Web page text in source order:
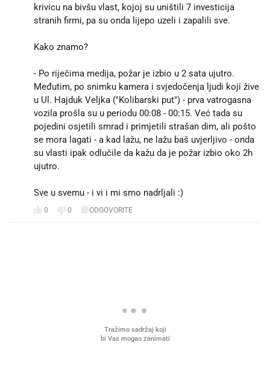
krivicu na bivšu vlast, kojoj su uništili 7 investicija
stranih firmi, pa su onda lijepo uzeli i zapalili sve.
Kako znamo?
- Po riječima medija, požar je izbio u 2 sata ujutro.
Međutim, po snimku kamera i svjedočenja ljudi koji žive
u Ul. Hajduk Veljka ("Kolibarski put") - prva vatrogasna
vozila prošla su u periodu 00:08 - 00:15. Već tada su
pojedini osjetili smrad i primjetili strašan dim, ali pošto
se mora lagati - a kad lažu, ne lažu baš uvjerljivo - onda
su vlasti ipak odlučile da kažu da je požar izbio oko 2h
ujutro.
Sve u svemu - i vi i mi smo nadrljali :)
0 0 ODGOVORITE